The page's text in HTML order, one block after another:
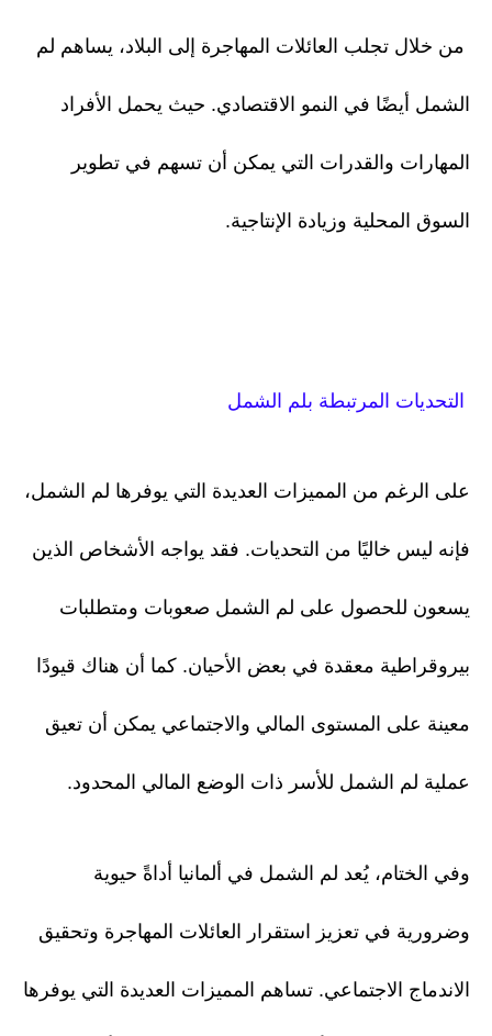
من خلال تجلب العائلات المهاجرة إلى البلاد، يساهم لم
الشمل أيضًا في النمو الاقتصادي. حيث يحمل الأفراد
المهارات والقدرات التي يمكن أن تسهم في تطوير
السوق المحلية وزيادة الإنتاجية.
التحديات المرتبطة بلم الشمل
على الرغم من المميزات العديدة التي يوفرها لم الشمل،
فإنه ليس خاليًا من التحديات. فقد يواجه الأشخاص الذين
يسعون للحصول على لم الشمل صعوبات ومتطلبات
بيروقراطية معقدة في بعض الأحيان. كما أن هناك قيودًا
معينة على المستوى المالي والاجتماعي يمكن أن تعيق
عملية لم الشمل للأسر ذات الوضع المالي المحدود.
وفي الختام، يُعد لم الشمل في ألمانيا أداةً حيوية
وضرورية في تعزيز استقرار العائلات المهاجرة وتحقيق
الاندماج الاجتماعي. تساهم المميزات العديدة التي يوفرها